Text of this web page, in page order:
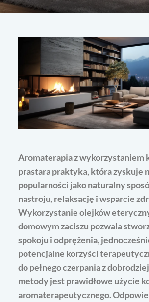
Aromaterapia z wykorzystaniem
prastara praktyka, która zyskuje
popularności jako naturalny
nastroju, relaksację i wsparcie
Wykorzystanie olejków
domowym zaciszu pozwala
spokoju i odprężenia,
potencjalne korzyści
do pełnego czerpania z
metody jest prawidłowe użycie
aromaterapeutycznego.